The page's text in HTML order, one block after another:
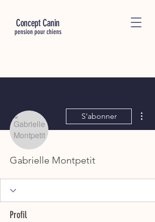
Concept Canin
pension pour chiens
S'abonner
Gabrielle Montpetit
Profil